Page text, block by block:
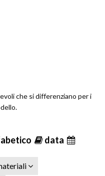
che si differenziano per i
data